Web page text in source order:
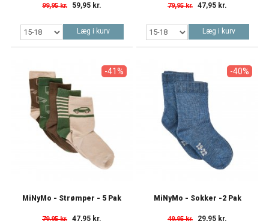
99,95 kr. 59,95 kr.
Læg i kurv
79,95 kr. 47,95 kr.
Læg i kurv
-41%
MiNyMo - Strømper - 5 Pak
79,95 kr. 47,95 kr.
-40%
MiNyMo - Sokker -2 Pak
49,95 kr. 29,95 kr.